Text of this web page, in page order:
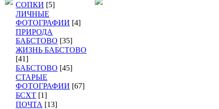
СОПКИ [5]
ЛИЧНЫЕ
ФОТОГРАФИИ [4]
ПРИРОДА
БАБСТОВО [35]
ЖИЗНЬ БАБСТОВО
[41]
БАБСТОВО [45]
СТАРЫЕ
ФОТОГРАФИИ [67]
БСХТ [1]
ПОЧТА [13]